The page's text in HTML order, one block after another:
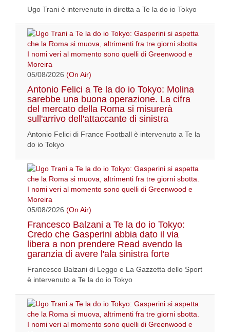
Ugo Trani è intervenuto in diretta a Te la do io Tokyo
05/08/2026 (On Air)
Antonio Felici a Te la do io Tokyo: Molina
sarebbe una buona operazione. La cifra
del mercato della Roma si misurerà
sull'arrivo dell'attaccante di sinistra
Antonio Felici di France Football è intervenuto a Te la
do io Tokyo
05/08/2026 (On Air)
Francesco Balzani a Te la do io Tokyo:
Credo che Gasperini abbia dato il via
libera a non prendere Read avendo la
garanzia di avere l'ala sinistra forte
Francesco Balzani di Leggo e La Gazzetta dello Sport
è intervenuto a Te la do io Tokyo